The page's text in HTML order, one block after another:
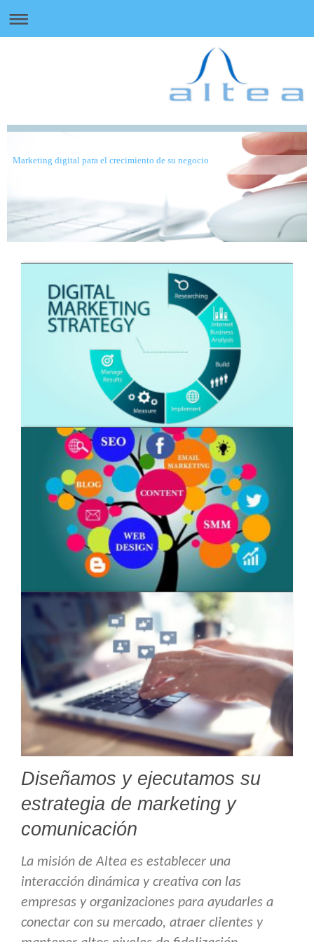
Marketing digital para el crecimiento de su negocio
Diseñamos y ejecutamos su
estrategia de marketing y
comunicación
La misión de Altea es establecer una
interacción dinámica y creativa con las
empresas y organizaciones para ayudarles a
conectar con su mercado, atraer clientes y